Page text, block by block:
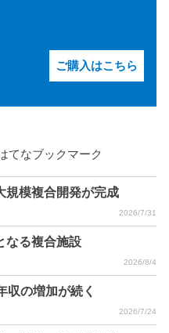
ご購入はこちら
てなブックマーク
規模複合開発が完成
2026/7/31
なる複合施設
2026/8/4
収の増加が続く
2026/7/24